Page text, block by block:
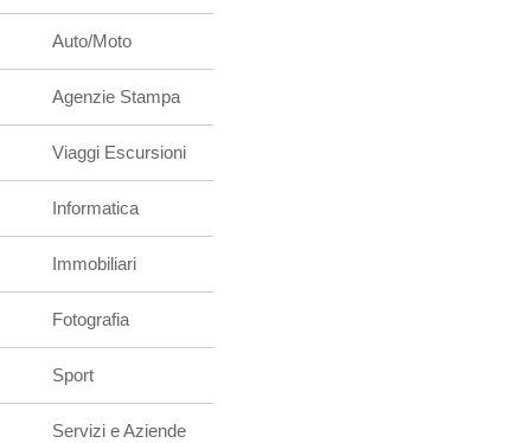
Auto/Moto
Agenzie Stampa
Viaggi Escursioni
Informatica
Immobiliari
Fotografia
Sport
Servizi e Aziende